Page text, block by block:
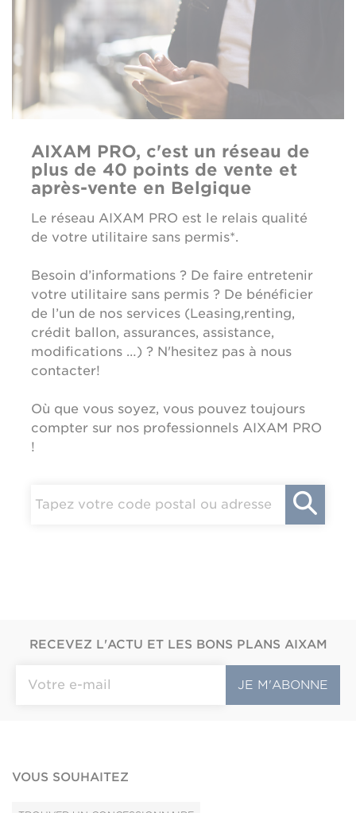
AIXAM PRO, c'est un réseau de
plus de 40 points de vente et
après-vente en Belgique
Le réseau AIXAM PRO est le relais qualité
de votre utilitaire sans permis*.
Besoin d’informations ? De faire entretenir
votre utilitaire sans permis ? De bénéficier
de l’un de nos services (Leasing,renting,
crédit ballon, assurances, assistance,
modifications …) ? N'hesitez pas à nous
contacter!
Où que vous soyez, vous pouvez toujours
compter sur nos professionnels AIXAM PRO
!
RECEVEZ L'ACTU ET LES BONS PLANS AIXAM
VOUS SOUHAITEZ